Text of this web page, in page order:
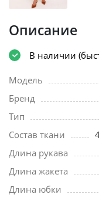
Описание
В наличии
Модель
Бренд
Тип
Состав ткани
Длина рукава
Длина жакета
Длина юбки